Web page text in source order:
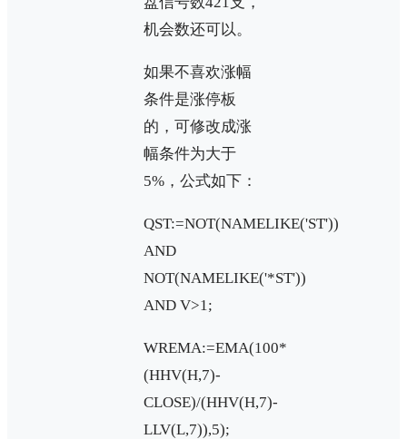
机会数还可以。
如果不喜欢涨幅
条件是涨停板
的，可修改成涨
幅条件为大于
5%，公式如下：
QST:=NOT(NAMELIKE('ST'))
AND
NOT(NAMELIKE('*ST'))
AND V>1;
WREMA:=EMA(100*
(HHV(H,7)-
CLOSE)/(HHV(H,7)-
LLV(L,7)),5);